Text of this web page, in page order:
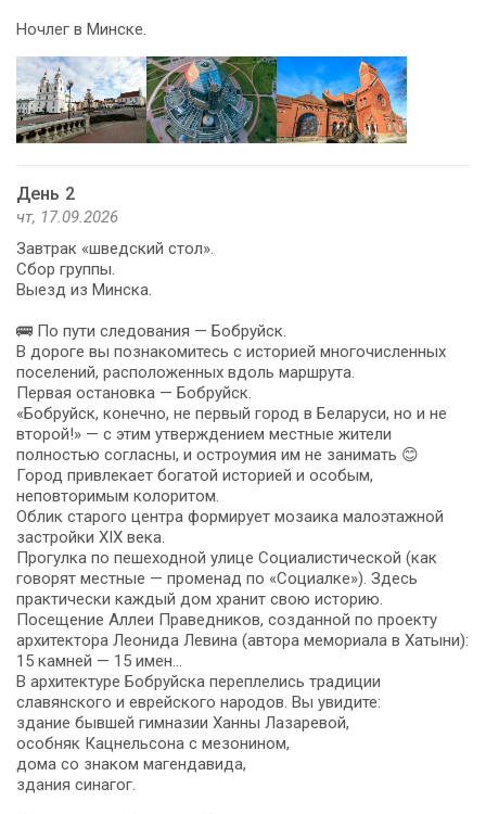
Ночлег в Минске.
День 2
чт, 17.09.2026
Завтрак «шведский стол».
Сбор группы.
Выезд из Минска.
🚌 По пути следования — Бобруйск.
В дороге вы познакомитесь с историей многочисленных
поселений, расположенных вдоль маршрута.
Первая остановка — Бобруйск.
«Бобруйск, конечно, не первый город в Беларуси, но и не
второй!» — с этим утверждением местные жители
полностью согласны, и остроумия им не занимать 😊
Город привлекает богатой историей и особым,
неповторимым колоритом.
Облик старого центра формирует мозаика малоэтажной
застройки XIX века.
Прогулка по пешеходной улице Социалистической (как
говорят местные — променад по «Социалке»). Здесь
практически каждый дом хранит свою историю.
Посещение Аллеи Праведников, созданной по проекту
архитектора Леонида Левина (автора мемориала в Хатыни):
15 камней — 15 имен…
В архитектуре Бобруйска переплелись традиции
славянского и еврейского народов. Вы увидите:
здание бывшей гимназии Ханны Лазаревой,
особняк Кацнельсона с мезонином,
дома со знаком магендавида,
здания синагог.